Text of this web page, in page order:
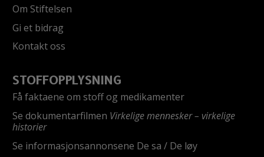
Om Stiftelsen
Gi et bidrag
Kontakt oss
STOFFOPPLYSNING
Få faktaene om stoff og medikamenter
Se dokumentarfilmen Virkelige mennesker – virkelige
historier
Se informasjonsannonsene De sa / De løy